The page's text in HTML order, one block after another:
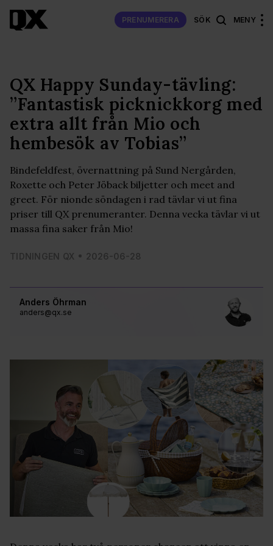
PRENUMERERA SÖK MENY
Anders Öhrman
anders@qx.se
QX Happy Sunday-tävling:
”Fantastisk picknickkorg med
extra allt från Mio och
hembesök av Tobias”
Bindefeldfest, övernattning på Sund Nergården,
Roxette och Peter Jöback biljetter och meet and
greet. För nionde söndagen i rad tävlar vi ut fina
priser till QX prenumeranter. Denna vecka tävlar vi ut
massa fina saker från Mio!
TIDNINGEN QX 2026-06-28